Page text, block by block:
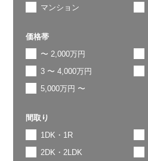
マンション
価格帯
〜 2,000万円
3 〜 4,000万円
5,000万円 〜
間取り
1DK・1R
2DK・2LDK